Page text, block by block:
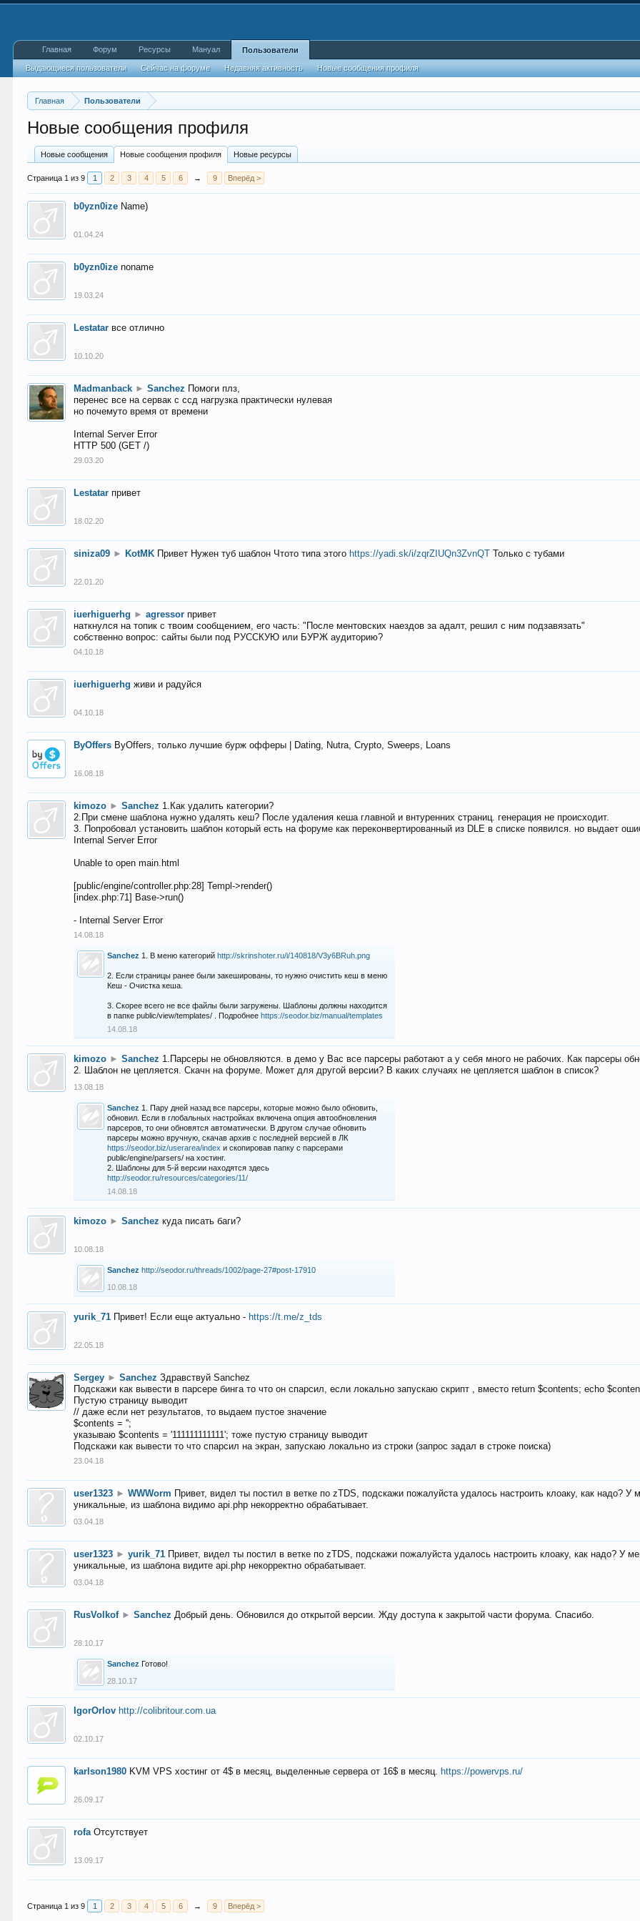
Главная Пользователи
Новые сообщения профиля
Новые сообщения Новые сообщения профиля Новые ресурсы
Страница 1 из 9 1 2 3 4 5 6 → 9 Вперёд >
b0yzn0ize Name)
01.04.24
b0yzn0ize noname
19.03.24
Lestatar все отлично
10.10.20
Madmanback ► Sanchez Помоги плз,
перенес все на сервак с ссд нагрузка практически нулевая
но почемуто время от времени
Internal Server Error
HTTP 500 (GET /)
29.03.20
Lestatar привет
18.02.20
siniza09 ► KotMK Привет Нужен туб шаблон Чтото типа этого https://yadi.sk/i/zqrZIUQn3ZvnQT Только с тубами
22.01.20
iuerhiguerhg ► agressor привет
наткнулся на топик с твоим сообщением, его часть: "После ментовских наездов за адалт, решил с ним подзавязать"
собственно вопрос: сайты были под РУССКУЮ или БУРЖ аудиторию?
04.10.18
iuerhiguerhg живи и радуйся
04.10.18
ByOffers ByOffers, только лучшие бурж офферы | Dating, Nutra, Crypto, Sweeps, Loans
16.08.18
kimozo ► Sanchez 1.Как удалить категории?
2.При смене шаблона нужно удалять кеш? После удаления кеша главной и внтуренних страниц. генерация не происходит.
3. Попробовал установить шаблон который есть на форуме как переконвертированный из DLE в списке появился. но выдает
Internal Server Error
Unable to open main.html
[public/engine/controller.php:28] Templ->render()
[index.php:71] Base->run()
- Internal Server Error
14.08.18
Sanchez 1. В меню категорийhttp://skrinshoter.ru/i/140818/V3y6BRuh.png
2. Если страницы ранее были закешированы, то нужно очистить кеш в меню
Кеш - Очистка кеша.
3. Скорее всего не все файлы были загружены. Шаблоны должны находится
в папке public/view/templates/ . Подробнееhttps://seodor.biz/manual/templates
14.08.18
kimozo ► Sanchez 1.Парсеры не обновляются. в демо у Вас все парсеры работают а у себя много не рабочих. Как парсеры
2. Шаблон не цепляется. Скачн на форуме. Может для другой версии? В каких случаях не цепляется шаблон в список?
13.08.18
Sanchez 1. Пару дней назад все парсеры, которые можно было обновить,
обновил. Если в глобальных настройках включена опция автообновления
парсеров, то они обновятся автоматически. В другом случае обновить
парсеры можно вручную, скачав архив с последней версией в ЛК
https://seodor.biz/userarea/index и скопировав папку с парсерами
public/engine/parsers/ на хостинг.
2. Шаблоны для 5-й версии находятся здесь
http://seodor.ru/resources/categories/11/
14.08.18
kimozo ► Sanchez куда писать баги?
10.08.18
Sanchez http://seodor.ru/threads/1002/page-27#post-17910
10.08.18
yurik_71 Привет! Если еще актуально - https://t.me/z_tds
22.05.18
Sergey ► Sanchez Здравствуй Sanchez
Подскажи как вывести в парсере бинга то что он спарсил, если локально запускаю скрипт , вместо return $contents; echo
Пустую страницу выводит
// даже если нет результатов, то выдаем пустое значение
$contents = '';
указываю $contents = '111111111111'; тоже пустую страницу выводит
Подскажи как вывести то что спарсил на экран, запускаю локально из строки (запрос задал в строке поиска)
23.04.18
user1323 ► WWWorm Привет, видел ты постил в ветке по zTDS, подскажи пожалуйста удалось настроить клоаку, как надо?
уникальные, из шаблона видимо api.php некорректно обрабатывает.
03.04.18
user1323 ► yurik_71 Привет, видел ты постил в ветке по zTDS, подскажи пожалуйста удалось настроить клоаку, как надо? У
уникальные, из шаблона видите api.php некорректно обрабатывает.
03.04.18
RusVolkof ► Sanchez Добрый день. Обновился до открытой версии. Жду доступа к закрытой части форума. Спасибо.
28.10.17
Sanchez Готово!
28.10.17
IgorOrlov http://colibritour.com.ua
02.10.17
karlson1980 KVM VPS хостинг от 4$ в месяц, выделенные сервера от 16$ в месяц. https://powervps.ru/
26.09.17
rofa Отсутствует
13.09.17
Страница 1 из 9 1 2 3 4 5 6 → 9 Вперёд >
Главная Форум Ресурсы Мануал Пользователи
Выдающиеся пользователи Сейчас на форуме Недавняя активность Новые сообщения профиля